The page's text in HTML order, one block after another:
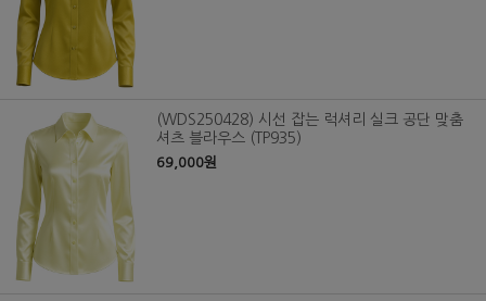
(WDS250428) 시선 잡는 럭셔리 실크 공단 맞춤
셔츠 블라우스 (TP935)
69,000원